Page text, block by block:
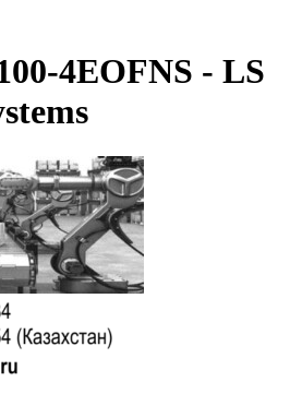
4EOFNS - LS